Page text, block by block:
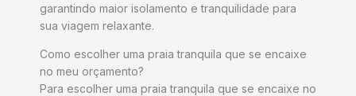
garantindo maior isolamento e tranquilidade para
sua viagem relaxante.
Como escolher uma praia tranquila que se encaixe
no meu orçamento?
Para escolher uma praia tranquila que se encaixe no